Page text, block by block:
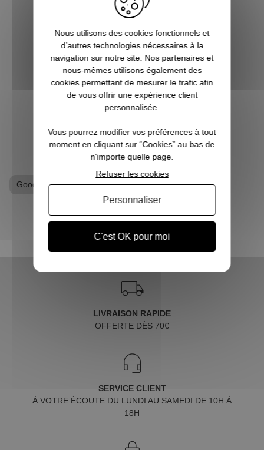
Depuis de nombreuses années, l'on
assiste à la sortie de beaucoup de films
mettant en scène des super héros et effets
spéciaux insoupçonnables et
inimaginables. Et bien souvent, les budgets
à allouer sont tout aussi phénoménaux.
Souve...
Goodies Spiderman
LIVRAISON RAPIDE
OFFERTE DÈS 70€
SERVICE CLIENT
À VOTRE ÉCOUTE DU LUNDI AU SAMEDI DE 10H À
18H
Nous utilisons des cookies fonctionnels et
d’autres technologies nécessaires à la
navigation sur notre site. Nos partenaires et
nous-mêmes utilisons également des
cookies permettant de mesurer le trafic afin
de vous offrir une expérience client
personnalisée.
Vous pourrez modifier vos préférences à tout
moment en cliquant sur “Cookies” au bas de
n'importe quelle page.
C'est OK pour moi
Refuser les cookies
Personnaliser